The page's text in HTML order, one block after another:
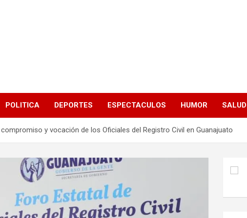
POLITICA DEPORTES ESPECTACULOS HUMOR SALUD
y vocación de los Oficiales del Registro Civil en Guanajuato